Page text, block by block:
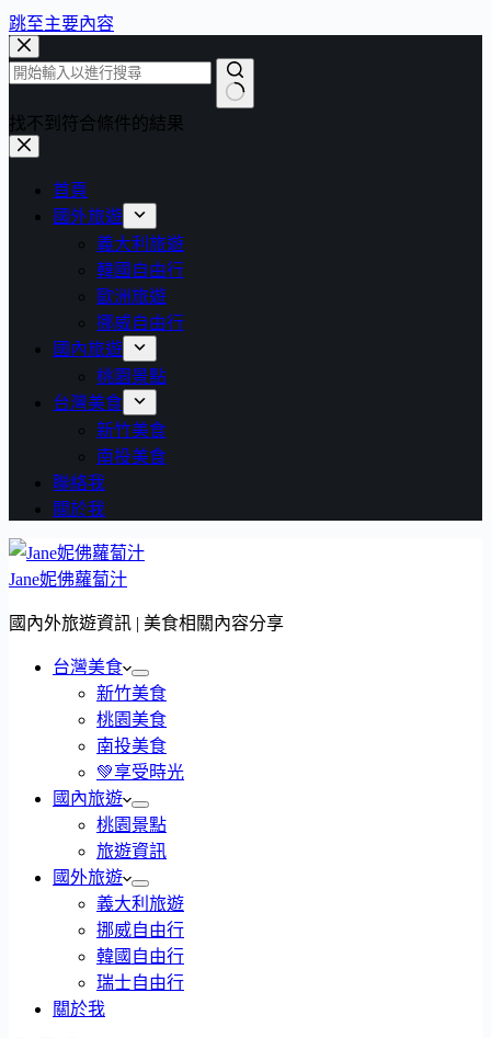
跳至主要內容
找不到符合條件的結果
首頁
國外旅遊
義大利旅遊
韓國自由行
歐洲旅遊
挪威自由行
國內旅遊
桃園景點
台灣美食
新竹美食
南投美食
聯絡我
關於我
Jane妮佛蘿蔔汁
國內外旅遊資訊 | 美食相關內容分享
台灣美食
新竹美食
桃園美食
南投美食
💚享受時光
國內旅遊
桃園景點
旅遊資訊
國外旅遊
義大利旅遊
挪威自由行
韓國自由行
瑞士自由行
關於我